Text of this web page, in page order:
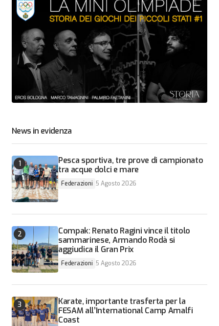
News in evidenza
Pesca sportiva, tre prove di campionato
tra acque dolci e mare
Federazioni 5 Agosto 2026
Compak: Renato Ragini vince il titolo
sammarinese, Armando Rodà si
aggiudica il Gran Prix
Federazioni 5 Agosto 2026
Karate, importante trasferta per la
FESAM all’International Camp Amalfi
Coast